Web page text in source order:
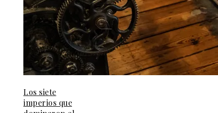
Los siete
imperios que